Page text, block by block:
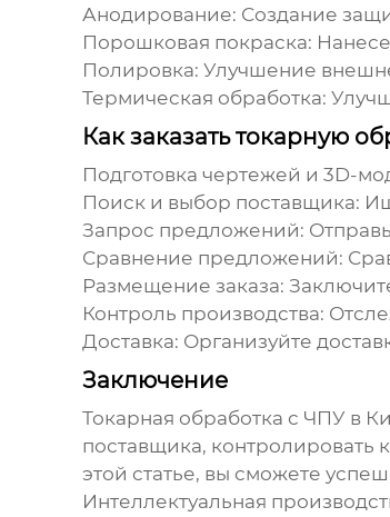
Анодирование: Создание
Порошковая покраска:
Полировка: Улучшение
Термическая обработка:
Как заказать токарную
Подготовка чертежей и 3D-
Поиск и выбор поставщика:
Запрос предложений:
Сравнение предложений:
Размещение заказа:
Контроль производства:
Доставка: Организуйте
Заключение
Токарная обработка с ЧПУ в
поставщика, контролировать
этой статье, вы сможете
Интеллектуальная